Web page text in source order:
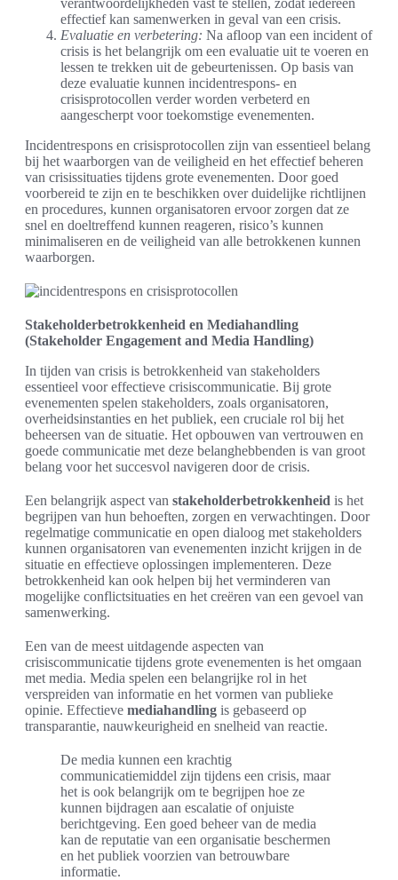
verantwoordelijkheden vast te stellen, zodat iedereen
effectief kan samenwerken in geval van een crisis.
Evaluatie en verbetering: Na afloop van een incident of
crisis is het belangrijk om een evaluatie uit te voeren en
lessen te trekken uit de gebeurtenissen. Op basis van
deze evaluatie kunnen incidentrespons- en
crisisprotocollen verder worden verbeterd en
aangescherpt voor toekomstige evenementen.
Incidentrespons en crisisprotocollen zijn van essentieel belang
bij het waarborgen van de veiligheid en het effectief beheren
van crisissituaties tijdens grote evenementen. Door goed
voorbereid te zijn en te beschikken over duidelijke richtlijnen
en procedures, kunnen organisatoren ervoor zorgen dat ze
snel en doeltreffend kunnen reageren, risico’s kunnen
minimaliseren en de veiligheid van alle betrokkenen kunnen
waarborgen.
Stakeholderbetrokkenheid en Mediahandling
(Stakeholder Engagement and Media Handling)
In tijden van crisis is betrokkenheid van stakeholders
essentieel voor effectieve crisiscommunicatie. Bij grote
evenementen spelen stakeholders, zoals organisatoren,
overheidsinstanties en het publiek, een cruciale rol bij het
beheersen van de situatie. Het opbouwen van vertrouwen en
goede communicatie met deze belanghebbenden is van groot
belang voor het succesvol navigeren door de crisis.
Een belangrijk aspect van stakeholderbetrokkenheid is het
begrijpen van hun behoeften, zorgen en verwachtingen. Door
regelmatige communicatie en open dialoog met stakeholders
kunnen organisatoren van evenementen inzicht krijgen in de
situatie en effectieve oplossingen implementeren. Deze
betrokkenheid kan ook helpen bij het verminderen van
mogelijke conflictsituaties en het creëren van een gevoel van
samenwerking.
Een van de meest uitdagende aspecten van
crisiscommunicatie tijdens grote evenementen is het omgaan
met media. Media spelen een belangrijke rol in het
verspreiden van informatie en het vormen van publieke
opinie. Effectieve mediahandling is gebaseerd op
transparantie, nauwkeurigheid en snelheid van reactie.
De media kunnen een krachtig
communicatiemiddel zijn tijdens een crisis, maar
het is ook belangrijk om te begrijpen hoe ze
kunnen bijdragen aan escalatie of onjuiste
berichtgeving. Een goed beheer van de media
kan de reputatie van een organisatie beschermen
en het publiek voorzien van betrouwbare
informatie.